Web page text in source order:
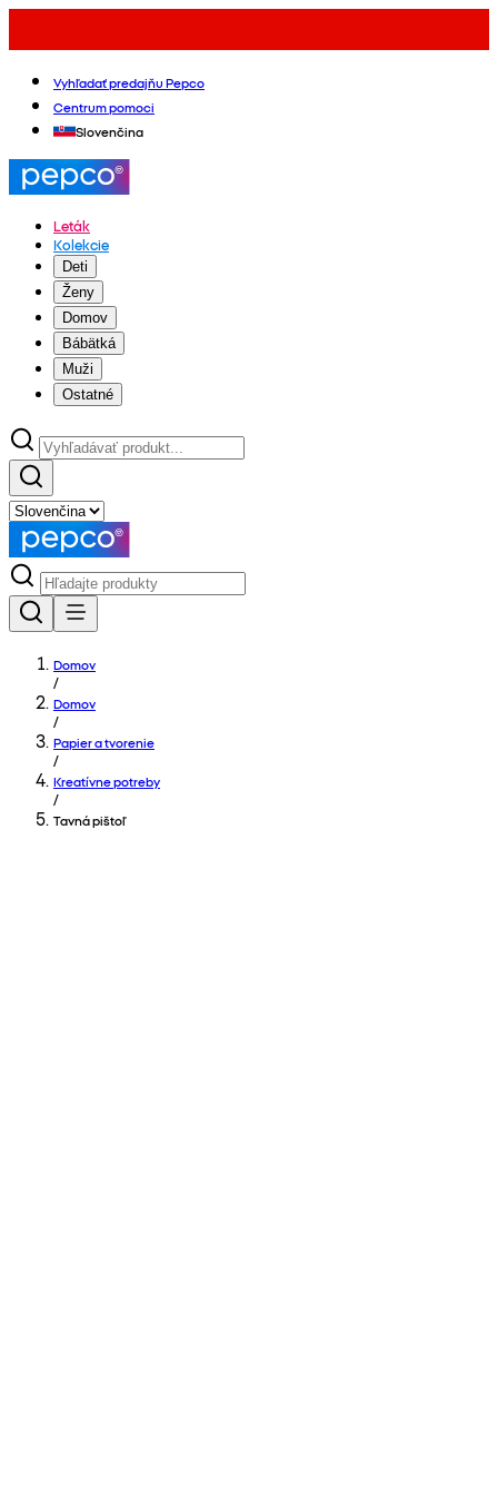
Vyhľadať predajňu Pepco
Centrum pomoci
Slovenčina
Leták
Kolekcie
Deti
Ženy
Domov
Bábätká
Muži
Ostatné
Domov
/
Domov
/
Papier a tvorenie
/
Kreatívne potreby
/
Tavná pištoľ